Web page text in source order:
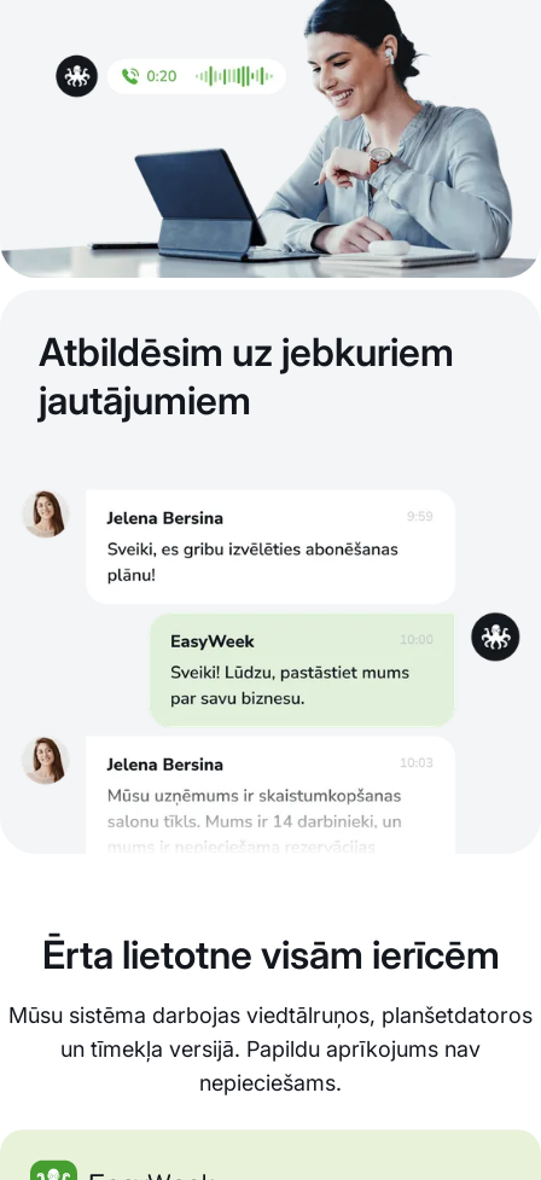
Atbildēsim uz jebkuriem
jautājumiem
Ērta lietotne visām ierīcēm
Mūsu sistēma darbojas viedtālruņos, planšetdatoros
un tīmekļa versijā. Papildu aprīkojums nav
nepieciešams.